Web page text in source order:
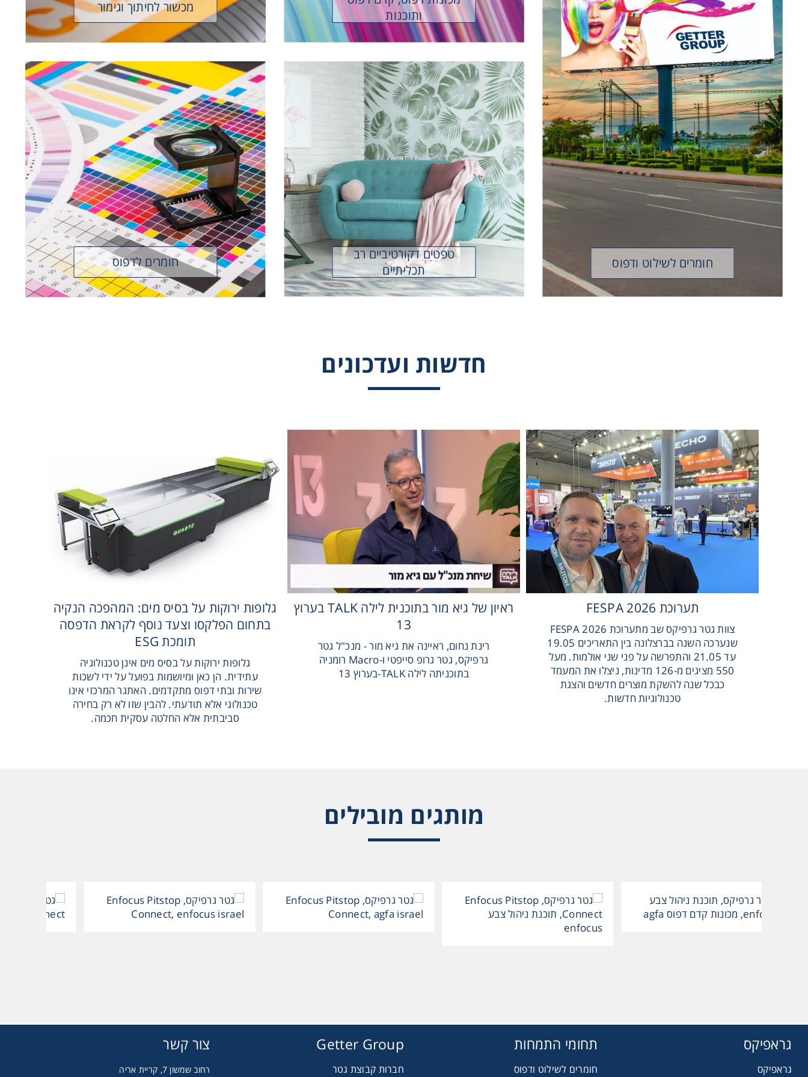
חומרים לשילוט ודפוס
ותוכנות
מכשור לחיתוך וגימור
טפטים דקורטיביים רב
תכליתיים
קולקציה חדשה
טפטים דמוי שיש וחרסינה
טפטים דמוי עץ
טפטים דמוי קטיפה
טפטים מיוחדים
טפטים מטאליים
טפטים דקורטיבים לבית
ולמשרד
טפטים להדבקה על זכוכית
טפטים צבעוניים
חומרים לדפוס
שטיחי PVC
לוחות דגשפלס
מגנטים לדפוס מסחרי
חומרים למכונות דפוס
אופסט
ספירלות
גלילי למינציה
צבעי דפוס וחומרי עזר
לוחות דיגיטליים ל CTP
לוחות דפוס אנאלוגיים
ופילים לפיתוח
חדשות ועדכונים
גלופות ירוקות על בסיס מים: המהפכה הנקיה
בתחום הפלקסו וצעד נוסף לקראת הדפסה
תומכת ESG
גלופות ירוקות על בסיס מים אינן טכנולוגיה
עתידית. הן כאן ומיושמות בפועל על ידי לשכות
שירות ובתי דפוס מתקדמים. האתגר המרכזי אינו
טכנולוגי אלא תודעתי. להבין שזו לא רק בחירה
סביבתית אלא החלטה עסקית חכמה.
ראיון של גיא מור בתוכנית לילה TALK בערוץ
13
רינת נחום, ראיינה את גיא מור - מנכ"ל גטר
גרפיקס, גטר גרופ סייפטי ו-Macro רומניה
בתוכניתה לילה TALK-בערוץ 13
תערוכת FESPA 2026
צוות גטר גרפיקס שב מתערוכת FESPA 2026
שנערכה השנה בברצלונה בין התאריכים 19.05
עד 21.05 והתפרשה על פני שני אולמות. מעל
550 מציגים מ-126 מדינות, ניצלו את המעמד
כבכל שנה להשקת מוצרים חדשים והצגת
טכנולוגיות חדשות.
מותגים מובילים
גראפיקס
גראפיקס
תחומי התמחות
חומרים לשילוט ודפוס
Getter Group
חברות קבוצת גטר
צור קשר
רחוב שמשון 7, קריית אריה